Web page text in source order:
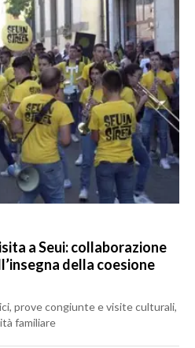
a Seui: collaborazione
della coesione
prove congiunte e visite culturali,
familiare